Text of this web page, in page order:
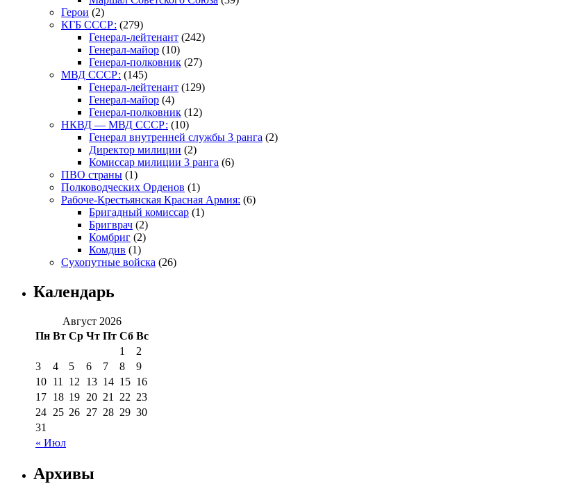
Герои (2)
КГБ СССР: (279)
Генерал-лейтенант (242)
Генерал-майор (10)
Генерал-полковник (27)
МВД СССР: (145)
Генерал-лейтенант (129)
Генерал-майор (4)
Генерал-полковник (12)
НКВД — МВД СССР: (10)
Генерал внутренней службы 3 ранга (2)
Директор милиции (2)
Комиссар милиции 3 ранга (6)
ПВО страны (1)
Полководческих Орденов (1)
Рабоче-Крестьянская Красная Армия: (6)
Бригадный комиссар (1)
Бригврач (2)
Комбриг (2)
Комдив (1)
Сухопутные войска (26)
Календарь
Август 2026
Пн Вт Ср Чт Пт Сб Вс
« Июл
1
2
3
4 5 6 7 8
9
10 11 12 13 14 15 16
17 18 19 20 21 22 23
24 25 26 27 28 29 30
31
Архивы